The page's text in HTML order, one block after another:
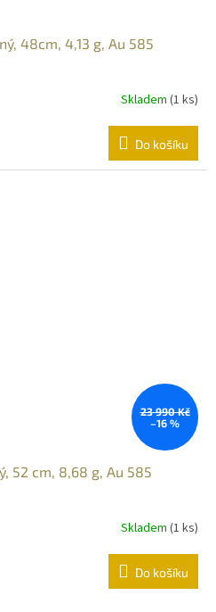
48cm, 4,13 g, Au 585
Skladem (1 ks)
Do košíku
23 990 Kč
–16 %
52 cm, 8,68 g, Au 585
Skladem (1 ks)
Do košíku